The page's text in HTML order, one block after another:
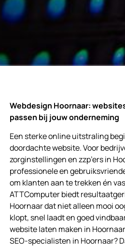
Webdesign Hoornaar:
passen bij jouw onderneming
Een sterke online uitstraling
doordachte website. Voor
zorginstellingen en zzp’ers in
professionele en
om klanten aan te trekken én
ATTComputer biedt
Hoornaar dat niet alleen mooi
klopt, snel laadt en goed
website laten maken in
SEO-specialisten in Hoornaar?